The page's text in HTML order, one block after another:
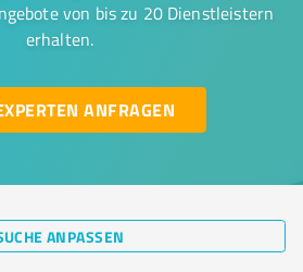
von bis zu 20 Dienstleistern
erhalten.
ANFRAGEN
ANPASSEN